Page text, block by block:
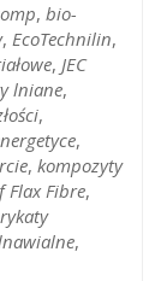
, bio-
, EcoTechnilin,
, JEC
lniane,
,
,
, kompozyty
Flax Fibre,
,